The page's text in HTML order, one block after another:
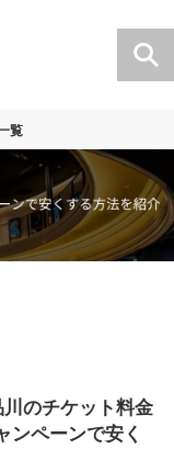
覧
のチケット料金
ンペーンで安く